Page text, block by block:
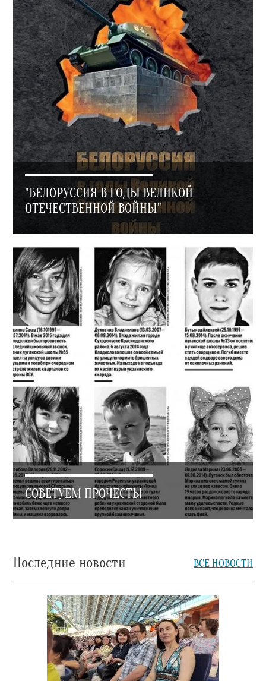
"БЕЛОРУССИЯ В ГОДЫ ВЕЛИКОЙ
ОТЕЧЕСТВЕННОЙ ВОЙНЫ"
СОВЕТУЕМ ПРОЧЕСТЬ!
Последние новости ВСЕ НОВОСТИ